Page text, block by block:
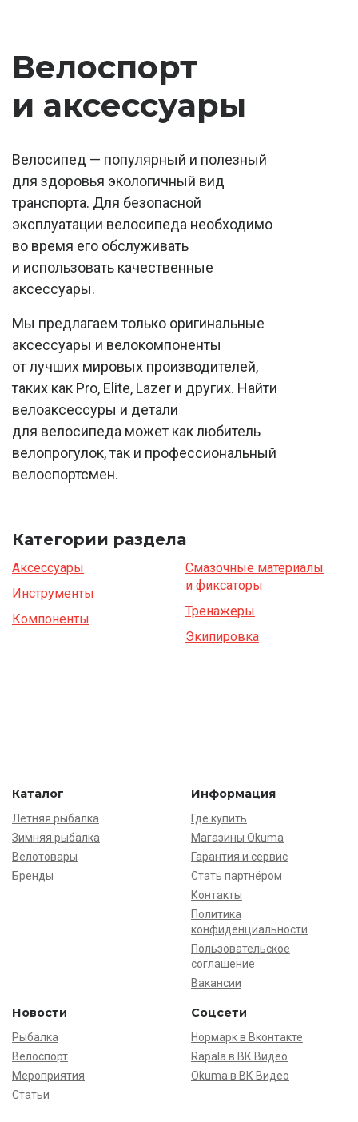
Велоспорт
и аксессуары
Велосипед — популярный и полезный
для здоровья экологичный вид
транспорта. Для безопасной
эксплуатации велосипеда необходимо
во время его обслуживать
и использовать качественные
аксессуары.
Мы предлагаем только оригинальные
аксессуары и велокомпоненты
от лучших мировых производителей,
таких как Pro, Elite, Lazer и других. Найти
велоаксессуры и детали
для велосипеда может как любитель
велопрогулок, так и профессиональный
велоспортсмен.
Категории раздела
Аксессуары
Инструменты
Компоненты
Смазочные материалы
и фиксаторы
Тренажеры
Экипировка
Каталог
Летняя рыбалка
Зимняя рыбалка
Велотовары
Бренды
Информация
Где купить
Магазины Okuma
Гарантия и сервис
Стать партнёром
Контакты
Политика
конфиденциальности
Пользовательское
соглашение
Вакансии
Новости
Рыбалка
Велоспорт
Мероприятия
Статьи
Соцсети
Нормарк в Вконтакте
Rapala в ВК Видео
Okuma в ВК Видео